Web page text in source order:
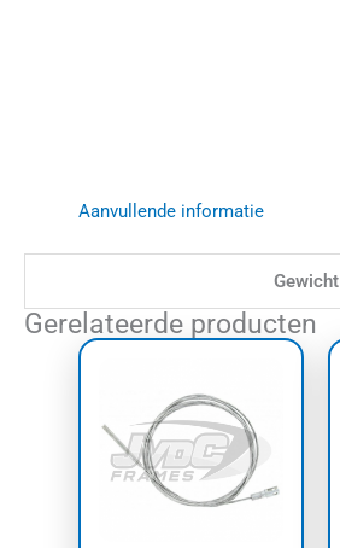
Aanvullende informatie
Gewicht
Gerelateerde producten